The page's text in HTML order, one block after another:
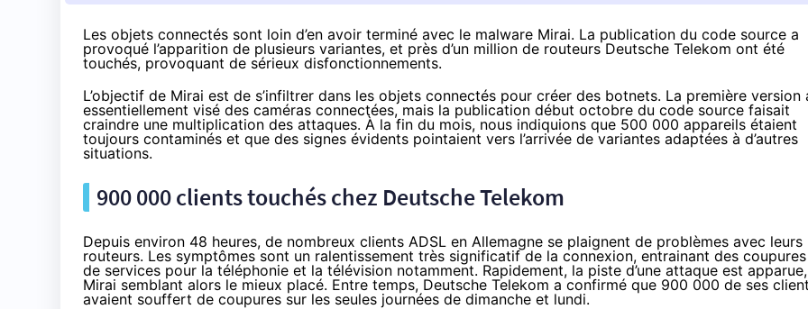
Les objets connectés sont loin d’en avoir terminé avec le malware Mirai. La publication du code source a
provoqué l’apparition de plusieurs variantes, et près d’un million de routeurs Deutsche Telekom ont été
touchés, provoquant de sérieux disfonctionnements.
L’objectif de Mirai est de s’infiltrer dans les objets connectés pour créer des botnets. La première version
essentiellement visé des caméras connectées, mais la publication début octobre du code source faisait
craindre une multiplication des attaques. À la fin du mois, nous indiquions que 500 000 appareils étaient
toujours contaminés et que des signes évidents pointaient vers l’arrivée de variantes adaptées à d’autres
situations.
900 000 clients touchés chez Deutsche Telekom
Depuis environ 48 heures, de nombreux clients ADSL en Allemagne se plaignent de problèmes avec leurs
routeurs. Les symptômes sont un ralentissement très significatif de la connexion, entrainant des coupures
de services pour la téléphonie et la télévision notamment. Rapidement, la piste d’une attaque est apparue,
Mirai semblant alors le mieux placé. Entre temps, Deutsche Telekom a confirmé que 900 000 de ses
avaient souffert de coupures sur les seules journées de dimanche et lundi.